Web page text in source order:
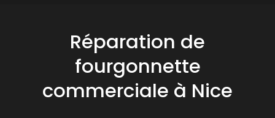
Réparation de
fourgonnette
commerciale à Nice